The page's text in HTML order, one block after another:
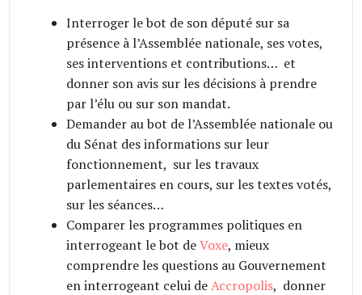
Interroger le bot de son député sur sa
présence à l’Assemblée nationale, ses votes,
ses interventions et contributions… et
donner son avis sur les décisions à prendre
par l’élu ou sur son mandat.
Demander au bot de l’Assemblée nationale ou
du Sénat des informations sur leur
fonctionnement, sur les travaux
parlementaires en cours, sur les textes votés,
sur les séances…
Comparer les programmes politiques en
interrogeant le bot deVoxe, mieux
comprendre les questions au Gouvernement
en interrogeant celui deAccropolis, donner